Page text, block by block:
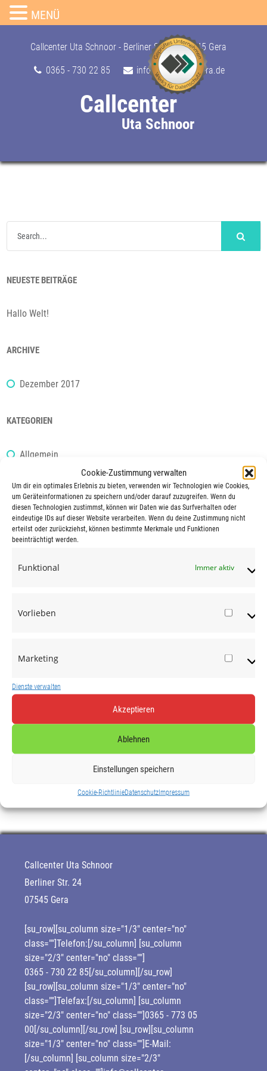
Cookie-Zustimmung verwalten
Um dir ein optimales Erlebnis zu bieten, verwenden wir Technologien wie Cookies,
um Geräteinformationen zu speichern und/oder darauf zuzugreifen. Wenn du
diesen Technologien zustimmst, können wir Daten wie das Surfverhalten oder
eindeutige IDs auf dieser Website verarbeiten. Wenn du deine Zustimmung nicht
erteilst oder zurückziehst, können bestimmte Merkmale und Funktionen
beeinträchtigt werden.
Funktional Immer aktiv
Vorlieben
Marketing
Dienste verwalten
Akzeptieren
Ablehnen
Einstellungen speichern
Cookie-RichtlinieDatenschutzImpressum
Callcenter Uta Schnoor - Berliner Str. 24, 07545 Gera
0365 - 730 22 85 info@callcenter-gera.de
Callcenter
Uta Schnoor
NEUESTE BEITRÄGE
Hallo Welt!
ARCHIVE
Dezember 2017
KATEGORIEN
Allgemein
META
Anmelden
WordPress.org
adocom_Webservice
Callcenter Uta Schnoor
Berliner Str. 24
07545 Gera
[su_row][su_column size="1/3" center="no"
class=""]Telefon:[/su_column] [su_column
size="2/3" center="no" class=""]
0365 - 730 22 85[/su_column][/su_row]
[su_row][su_column size="1/3" center="no"
class=""]Telefax:[/su_column] [su_column
size="2/3" center="no" class=""]0365 - 773 05
00[/su_column][/su_row] [su_row][su_column
size="1/3" center="no" class=""]E-Mail:
[/su_column] [su_column size="2/3"
MENÜ